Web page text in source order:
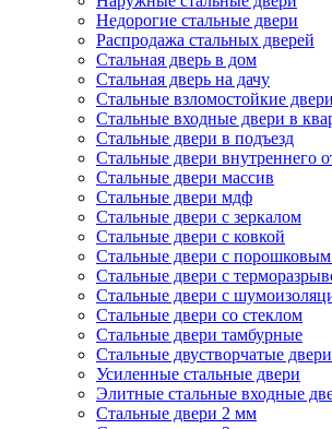
Недорогие стальные двери
Распродажа стальных дверей
Стальная дверь в дом
Стальная дверь на дачу
Стальные взломостойкие двери
Стальные входные двери в
Стальные двери в подъезд
Стальные двери внутреннего
Стальные двери массив
Стальные двери мдф
Стальные двери с зеркалом
Стальные двери с ковкой
Стальные двери с
Стальные двери с
Стальные двери с
Стальные двери со стеклом
Стальные двери тамбурные
Стальные двустворчатые двери
Усиленные стальные двери
Элитные стальные входные
Стальные двери 2 мм